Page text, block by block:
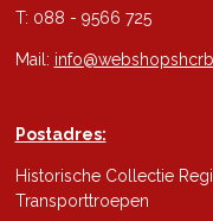
T: 088 - 9566 725
Mail:
Postadres:
Historische Collectie
Transporttroepen